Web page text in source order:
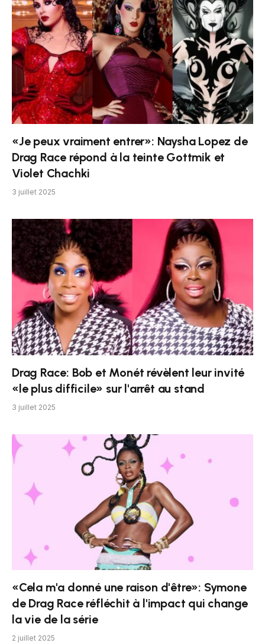
«Je peux vraiment entrer»: Naysha Lopez de
Drag Race répond à la teinte Gottmik et
Violet Chachki
3 juillet 2025
Drag Race: Bob et Monét révèlent leur invité
«le plus difficile» sur l'arrêt au stand
3 juillet 2025
«Cela m'a donné une raison d'être»: Symone
de Drag Race réfléchit à l'impact qui change
la vie de la série
2 juillet 2025